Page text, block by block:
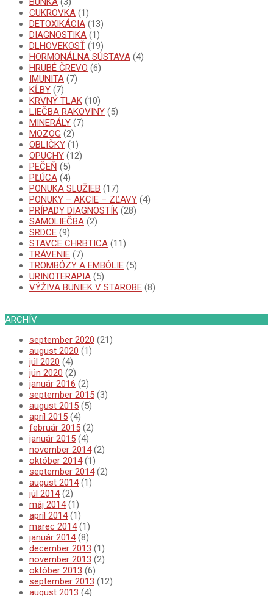
CUKROVKA (1)
DETOXIKÁCIA (13)
DIAGNOSTIKA (1)
DLHOVEKOSŤ (19)
HORMONÁLNA SÚSTAVA (4)
HRUBÉ ČREVO (6)
IMUNITA (7)
KĹBY (7)
KRVNÝ TLAK (10)
LIEČBA RAKOVINY (5)
MINERÁLY (7)
MOZOG (2)
OBLIČKY (1)
OPUCHY (12)
PEČEŇ (5)
PĽÚCA (4)
PONUKA SLUŽIEB (17)
PONUKY – AKCIE – ZĽAVY (4)
PRÍPADY DIAGNOSTÍK (28)
SAMOLIEČBA (2)
SRDCE (9)
STAVCE CHRBTICA (11)
TRÁVENIE (7)
TROMBÓZY A EMBÓLIE (5)
URINOTERAPIA (5)
VÝŽIVA BUNIEK V STAROBE (8)
ARCHÍV
september 2020 (21)
august 2020 (1)
júl 2020 (4)
jún 2020 (2)
január 2016 (2)
september 2015 (3)
august 2015 (5)
apríl 2015 (4)
február 2015 (2)
január 2015 (4)
november 2014(2)
október 2014(1)
september 2014(2)
august 2014(1)
júl 2014(2)
máj 2014(1)
apríl 2014(1)
marec 2014(1)
január 2014(8)
december 2013 (1)
november 2013 (2)
október 2013 (6)
september 2013 (12)
august 2013 (4)